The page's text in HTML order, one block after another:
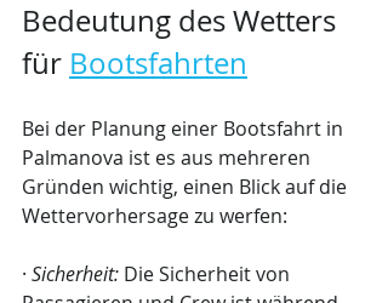
Bedeutung des Wetters
für Bootsfahrten
Bei der Planung einer Bootsfahrt in
Palmanova ist es aus mehreren
Gründen wichtig, einen Blick auf die
Wettervorhersage zu werfen:
· Sicherheit: Die Sicherheit von